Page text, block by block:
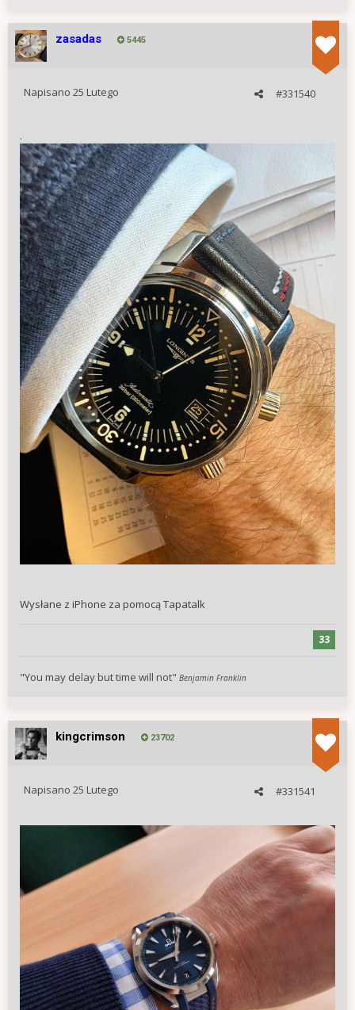
zasadas 5445
#331540
Napisano 25 Lutego
.
Wysłane z iPhone za pomocą Tapatalk
33
"You may delay but time will not" Benjamin Franklin
kingcrimson 23702
#331541
Napisano 25 Lutego